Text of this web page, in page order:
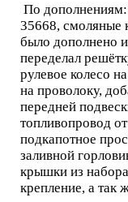
По
35668, смоляные
было дополнено
переделал
рулевое колесо
на проволоку,
передней
топливопровод
подкапотное
заливной
крышки из набора
крепление, а так